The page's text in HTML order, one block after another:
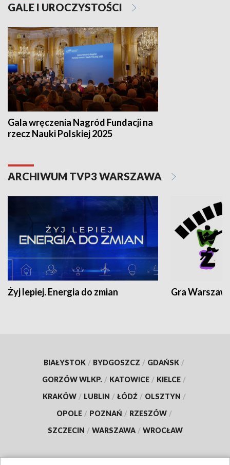
GALE I UROCZYSTOŚCI
Gala wręczenia Nagród Fundacji na
rzecz Nauki Polskiej 2025
ARCHIWUM TVP3 WARSZAWA
Żyj lepiej. Energia do zmian Gra
BIAŁYSTOK / BYDGOSZCZ / GDAŃSK /
GORZÓW WLKP. / KATOWICE / KIELCE /
KRAKÓW / LUBLIN / ŁÓDŹ / OLSZTYN /
OPOLE / POZNAŃ / RZESZÓW /
SZCZECIN / WARSZAWA / WROCŁAW